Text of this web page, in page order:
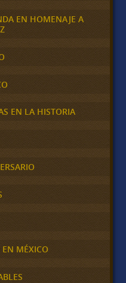
EN HOMENAJE A
EN LA HISTORIA
MÉXICO